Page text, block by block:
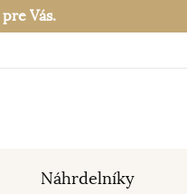
Vás.
Náhrdelníky